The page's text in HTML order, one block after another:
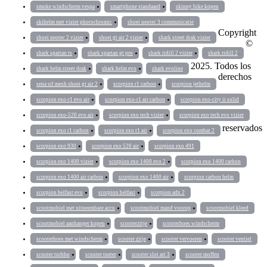
smoke windscherm vespa smartphone standaard skinny bike kopen
skihelm met vizier photochromic shoei neotec 3 communicatie
shoei neotec 2 vizier shoei gt air 2 vizier shark street drak vizier
shark spartan rs shark spartan gt pro shark ridill 2 vizier shark ridill 2
shark helm street drak shark helm evo shark evoline
sena srl mesh shoei gt air 2 scorpion r1 carbon scorpion jethelm
scorpion exo-r1 evo air scorpion exo-r1 air carbon scorpion exo-city ii solid
scorpion exo-520 evo air scorpion exo tech vizier scorpion exo tech evo vizier
scorpion exo r1 carbon scorpion exo r1 air scorpion exo combat 2
scorpion exo 930 scorpion exo 520 air scorpion exo 491
scorpion exo 1400 vizier scorpion exo 1400 evo 2 scorpion exo 1400 carbon
scorpion exo 1400 air carbon scorpion exo 1400 air scorpion carbon helm
scorpion belfast evo scorpion belfast scorpion adx 2
scootmobiel met uitneembare accu scootmobiel mand voorop scootmobiel kleed
scootmobiel aanhanger kopen scooterzitje scooterhoes windscherm
scooterhoes met windscherm scooter zitje scooter vervoeren scooter ventiel
scooter turbho scooter toeter scooter slot art 3 scooter moffen
Copyright
©
2025. Todos los
derechos
reservados